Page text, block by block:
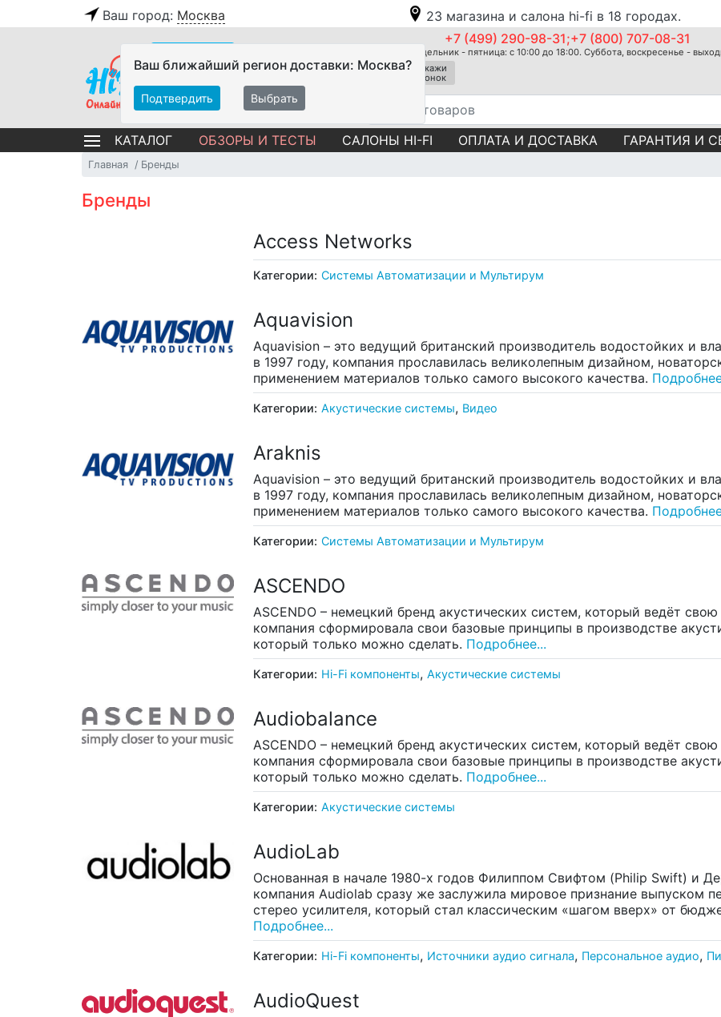
Ваш город: Москва 23 магазина и салона hi-fi в 18 городах.
Ваш ближайший регион доставки: Москва?
Подтвердить Выбрать
+7 (499) 290-98-31;+7 (800) 707-08-31
Понедельник - пятница: с 10:00 до 18:00. Суббота, воскресенье -
Закажи
звонок
КАТАЛОГ ОБЗОРЫ И ТЕСТЫ САЛОНЫ HI-FI ОПЛАТА И ДОСТАВКА ГАРАНТИЯ И
Главная Бренды
Бренды
Access Networks
Категории: Системы Автоматизации и Мультирум
Aquavision
Aquavision – это ведущий британский производитель водостойких и
в 1997 году, компания прославилась великолепным дизайном,
применением материалов только самого высокого качества.
Категории: Акустические системы, Видео
Araknis
Aquavision – это ведущий британский производитель водостойких и
в 1997 году, компания прославилась великолепным дизайном,
применением материалов только самого высокого качества.
Категории: Системы Автоматизации и Мультирум
ASCENDO
ASCENDO – немецкий бренд акустических систем, который ведёт
компания сформировала свои базовые принципы в производстве
который только можно сделать. Подробнее...
Категории: Hi-Fi компоненты, Акустические системы
Audiobalance
ASCENDO – немецкий бренд акустических систем, который ведёт
компания сформировала свои базовые принципы в производстве
который только можно сделать. Подробнее...
Категории: Акустические системы
AudioLab
Основанная в начале 1980-х годов Филиппом Свифтом (Philip Swift) и
компания Audiolab сразу же заслужила мировое признание выпуском
стерео усилителя, который стал классическим «шагом вверх» от
Подробнее...
Категории: Hi-Fi компоненты, Источники аудио сигнала, Персональное аудио,
AudioQuest